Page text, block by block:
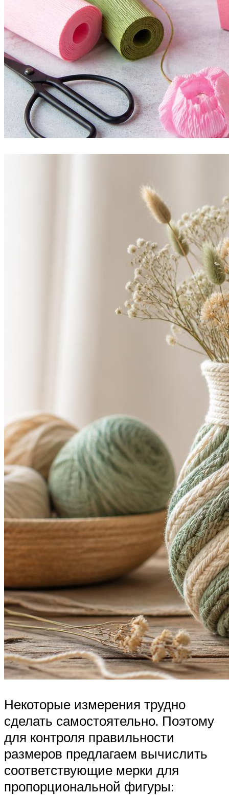
Некоторые измерения трудно
сделать самостоятельно. Поэтому
для контроля правильности
размеров предлагаем вычислить
соответствующие мерки для
пропорциональной фигуры: